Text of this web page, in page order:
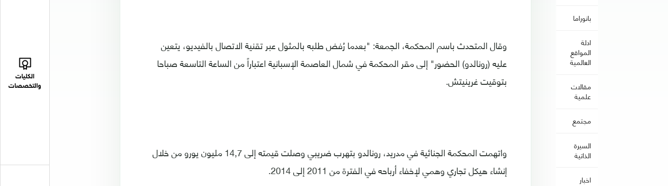
الكليات
والتخصصات
بانوراما
ادلة
المواقع
العالمية
مقالات
علمية
مجتمع
السيرة
الذاتية
اخبار
وقال المتحدث باسم المحكمة، الجمعة: "بعدما رُفض طلبه بالمثول عبر تقنية الاتصال بالفيديو، يتعين
عليه (رونالدو) الحضور" إلى مقر المحكمة في شمال العاصمة الإسبانية اعتباراً من الساعة التاسعة صباحا
بتوقيت غرينيتش.
واتهمت المحكمة الجنائية في مدريد، رونالدو بتهرب ضريبي وصلت قيمته إلى 14,7 مليون يورو من خلال
إنشاء هيكل تجاري وهمي لإخفاء أرباحه في الفترة من 2011 إلى 2014.